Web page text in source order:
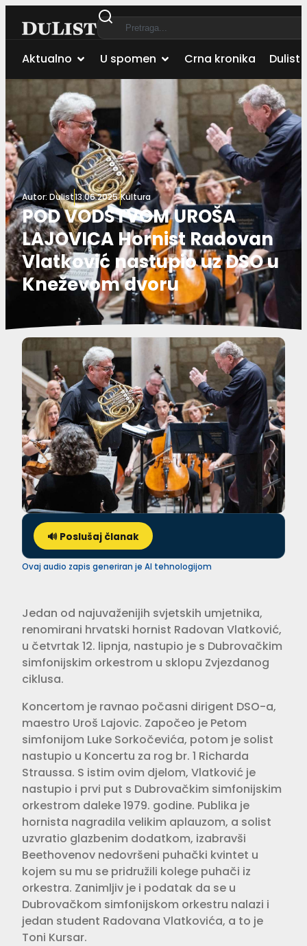
Aktualno U spomen Crna kronika Dulist
Autor: Dulist13.06.2025.Kultura
POD VODSTVOM UROŠA
LAJOVICA Hornist Radovan
Vlatković nastupio uz DSO u
Kneževom dvoru
🔊 Poslušaj članak
Ovaj audio zapis generiran je AI tehnologijom
Jedan od najuvaženijih svjetskih umjetnika,
renomirani hrvatski hornist Radovan Vlatković,
u četvrtak 12. lipnja, nastupio je s Dubrovačkim
simfonijskim orkestrom u sklopu Zvjezdanog
ciklusa.
Koncertom je ravnao počasni dirigent DSO-a,
maestro Uroš Lajovic. Započeo je Petom
simfonijom Luke Sorkočevića, potom je solist
nastupio u Koncertu za rog br. 1 Richarda
Straussa. S istim ovim djelom, Vlatković je
nastupio i prvi put s Dubrovačkim simfonijskim
orkestrom daleke 1979. godine. Publika je
hornista nagradila velikim aplauzom, a solist
uzvratio glazbenim dodatkom, izabravši
Beethovenov nedovršeni puhački kvintet u
kojem su mu se pridružili kolege puhači iz
orkestra. Zanimljiv je i podatak da se u
Dubrovačkom simfonijskom orkestru nalazi i
jedan student Radovana Vlatkovića, a to je
Toni Kursar.